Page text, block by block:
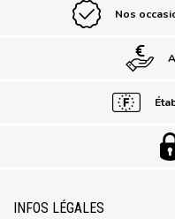
Nos
INFOS LÉGALES